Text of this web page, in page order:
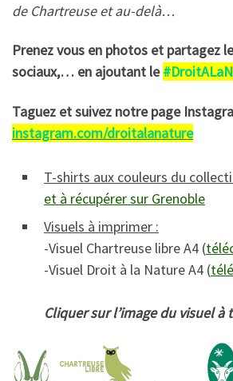
de Chartreuse et au-delà…
Prenez vous en photos et partagez
sociaux,… en ajoutant le
Taguez et suivez notre page
instagram.com/droitalanature
T-shirts aux couleurs du
et à récupérer sur Grenoble
Visuels à imprimer :
-Visuel Chartreuse libre A4 (
-Visuel Droit à la Nature A4 (
Cliquer sur l’image du visuel à